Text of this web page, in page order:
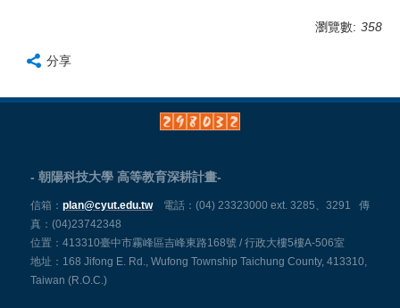
瀏覽數: 358
分享
- 朝陽科技大學 高等教育深耕計畫-
信箱： plan@cyut.edu.tw 電話： (04) 23323000 ext. 3285、3291 傳
真：(04)23742348
位置： 413310臺中市霧峰區吉峰東路168號 / 行政大樓5樓A-506室
地址：168 Jifong E. Rd., Wufong Township Taichung County, 413310,
Taiwan (R.O.C.)